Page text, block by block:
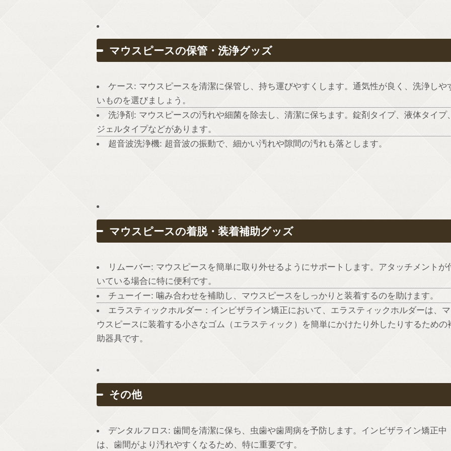
マウスピースの保管・洗浄グッズ
ケース: マウスピースを清潔に保管し、持ち運びやすくします。通気性が良く、洗浄しや
いものを選びましょう。
洗浄剤: マウスピースの汚れや細菌を除去し、清潔に保ちます。錠剤タイプ、液体タイプ
ジェルタイプなどがあります。
超音波洗浄機: 超音波の振動で、細かい汚れや隙間の汚れも落とします。
マウスピースの着脱・装着補助グッズ
リムーバー: マウスピースを簡単に取り外せるようにサポートします。アタッチメントが
いている場合に特に便利です。
チューイー: 噛み合わせを補助し、マウスピースをしっかりと装着するのを助けます。
エラスティックホルダー：インビザライン矯正において、エラスティックホルダーは、マ
ウスピースに装着する小さなゴム（エラスティック）を簡単にかけたり外したりするための
助器具です。
その他
デンタルフロス: 歯間を清潔に保ち、虫歯や歯周病を予防します。インビザライン矯正中
は、歯間がより汚れやすくなるため、特に重要です。